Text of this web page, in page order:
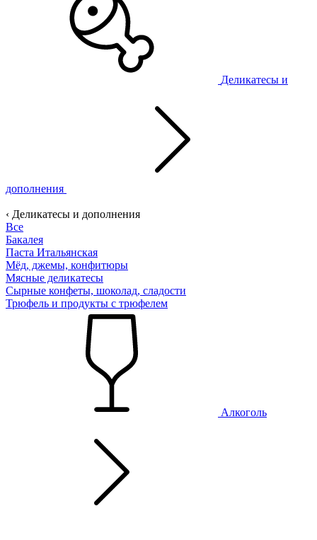
Деликатесы и
дополнения
‹ Деликатесы и дополнения
Все
Бакалея
Паста Итальянская
Мёд, джемы, конфитюры
Мясные деликатесы
Сырные конфеты, шоколад, сладости
Трюфель и продукты с трюфелем
Алкоголь